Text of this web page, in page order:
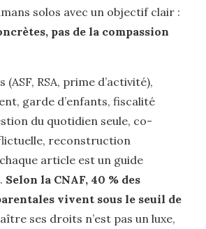
solos avec un objectif clair :
pas de la compassion
RSA, prime d’activité),
garde d’enfants, fiscalité
du quotidien seule, co-
reconstruction
article est un guide
Selon la CNAF, 40 % des
vivent sous le seuil de
ses droits n’est pas un luxe,